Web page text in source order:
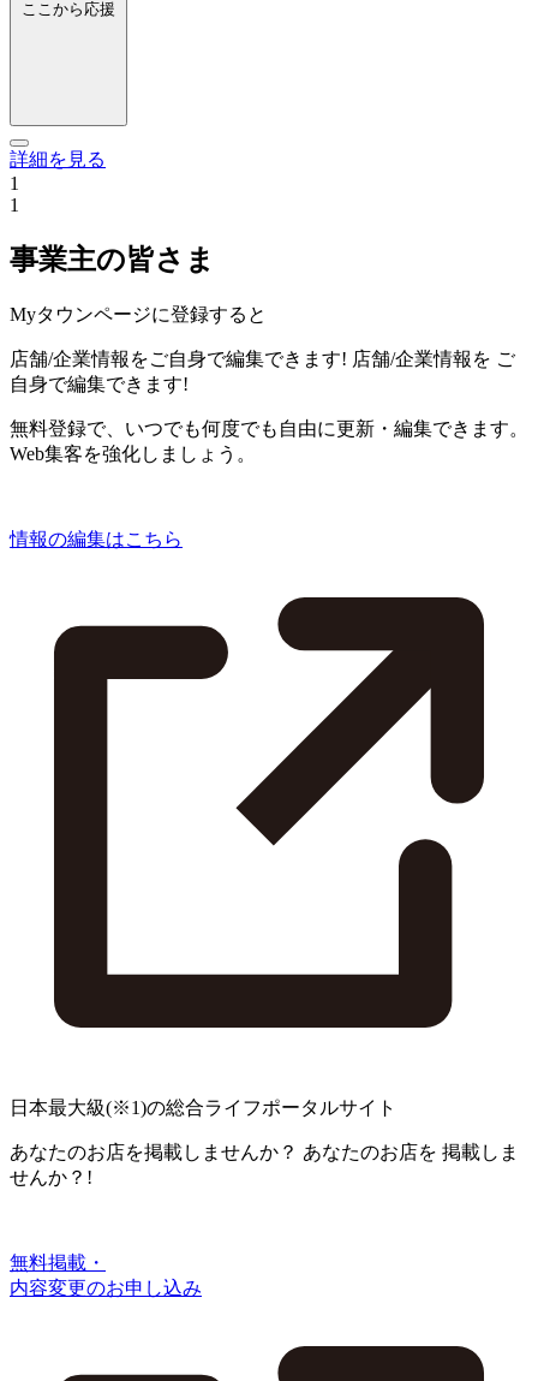
ここから応援
詳細を見る
1
1
事業主の皆さま
Myタウンページに登録すると
店舗/企業情報をご自身で編集できます! 店舗/企業情報を ご
自身で編集できます!
無料登録で、いつでも何度でも自由に更新・編集できます。
Web集客を強化しましょう。
情報の編集はこちら
日本最大級(※1)の総合ライフポータルサイト
あなたのお店を掲載しませんか？ あなたのお店を 掲載しま
せんか？!
無料掲載・
内容変更のお申し込み